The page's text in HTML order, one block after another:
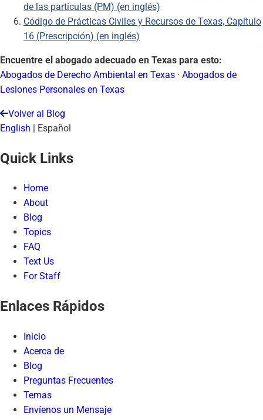
de las partículas (PM) (en inglés)
Código de Prácticas Civiles y Recursos de Texas, Capítulo
16 (Prescripción) (en inglés)
Encuentre el abogado adecuado en Texas para esto:
Abogados de Derecho Ambiental en Texas · Abogados de
Lesiones Personales en Texas
Volver al Blog
English | Español
Quick Links
Home
About
Blog
Topics
FAQ
Text Us
For Staff
Enlaces Rápidos
Inicio
Acerca de
Blog
Preguntas Frecuentes
Temas
Envíenos un Mensaje